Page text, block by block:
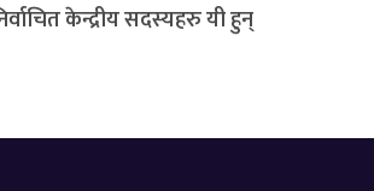
केन्द्रीय सदस्यहरु यी हुन्